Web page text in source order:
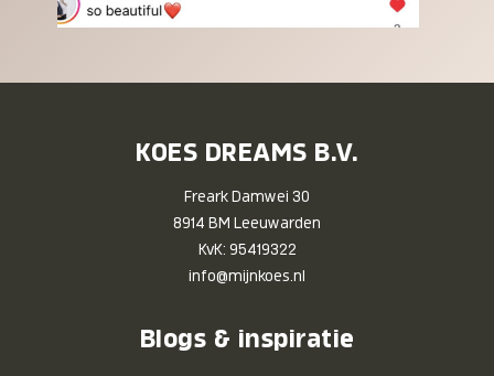
KOES DREAMS B.V.
Freark Damwei 30
8914 BM Leeuwarden
KvK: 95419322
info@mijnkoes.nl
Blogs & inspiratie